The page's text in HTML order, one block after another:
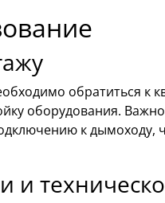
обратиться
оборудования.
к дымоходу,
и